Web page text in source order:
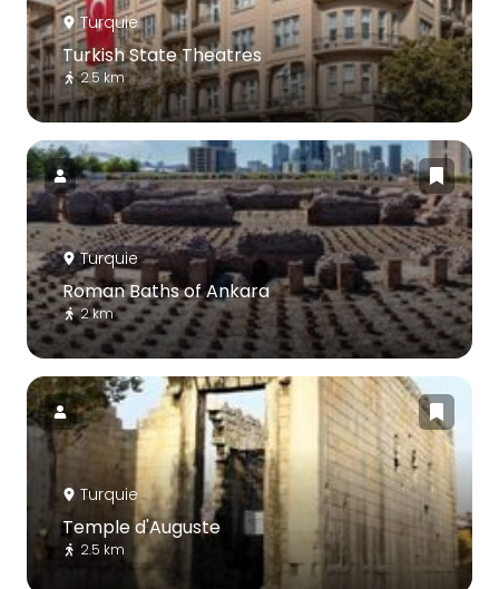
Turquie
Turkish State Theatres
2.5 km
Turquie
Roman Baths of Ankara
2 km
Turquie
Temple d'Auguste
2.5 km